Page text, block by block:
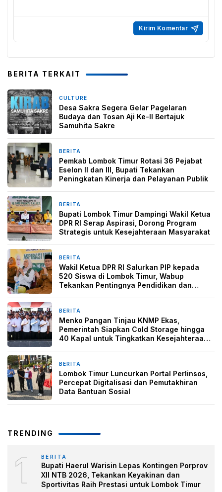
BERITA TERKAIT
CULTURE
Desa Sakra Segera Gelar Pagelaran
Budaya dan Tosan Aji Ke-II Bertajuk
Samuhita Sakre
BERITA
Pemkab Lombok Timur Rotasi 36 Pejabat
Eselon II dan III, Bupati Tekankan
Peningkatan Kinerja dan Pelayanan Publik
BERITA
Bupati Lombok Timur Dampingi Wakil Ketua
DPR RI Serap Aspirasi, Dorong Program
Strategis untuk Kesejahteraan Masyarakat
BERITA
Wakil Ketua DPR RI Salurkan PIP kepada
520 Siswa di Lombok Timur, Wabup
Tekankan Pentingnya Pendidikan dan
BERITA
Menko Pangan Tinjau KNMP Ekas,
Pemerintah Siapkan Cold Storage hingga
40 Kapal untuk Tingkatkan Kesejahteraan
BERITA
Lombok Timur Luncurkan Portal Perlinsos,
Percepat Digitalisasi dan Pemutakhiran
Data Bantuan Sosial
TRENDING
1 BERITA
Bupati Haerul Warisin Lepas Kontingen Porprov
XII NTB 2026, Tekankan Keyakinan dan
Sportivitas Raih Prestasi untuk Lombok Timur